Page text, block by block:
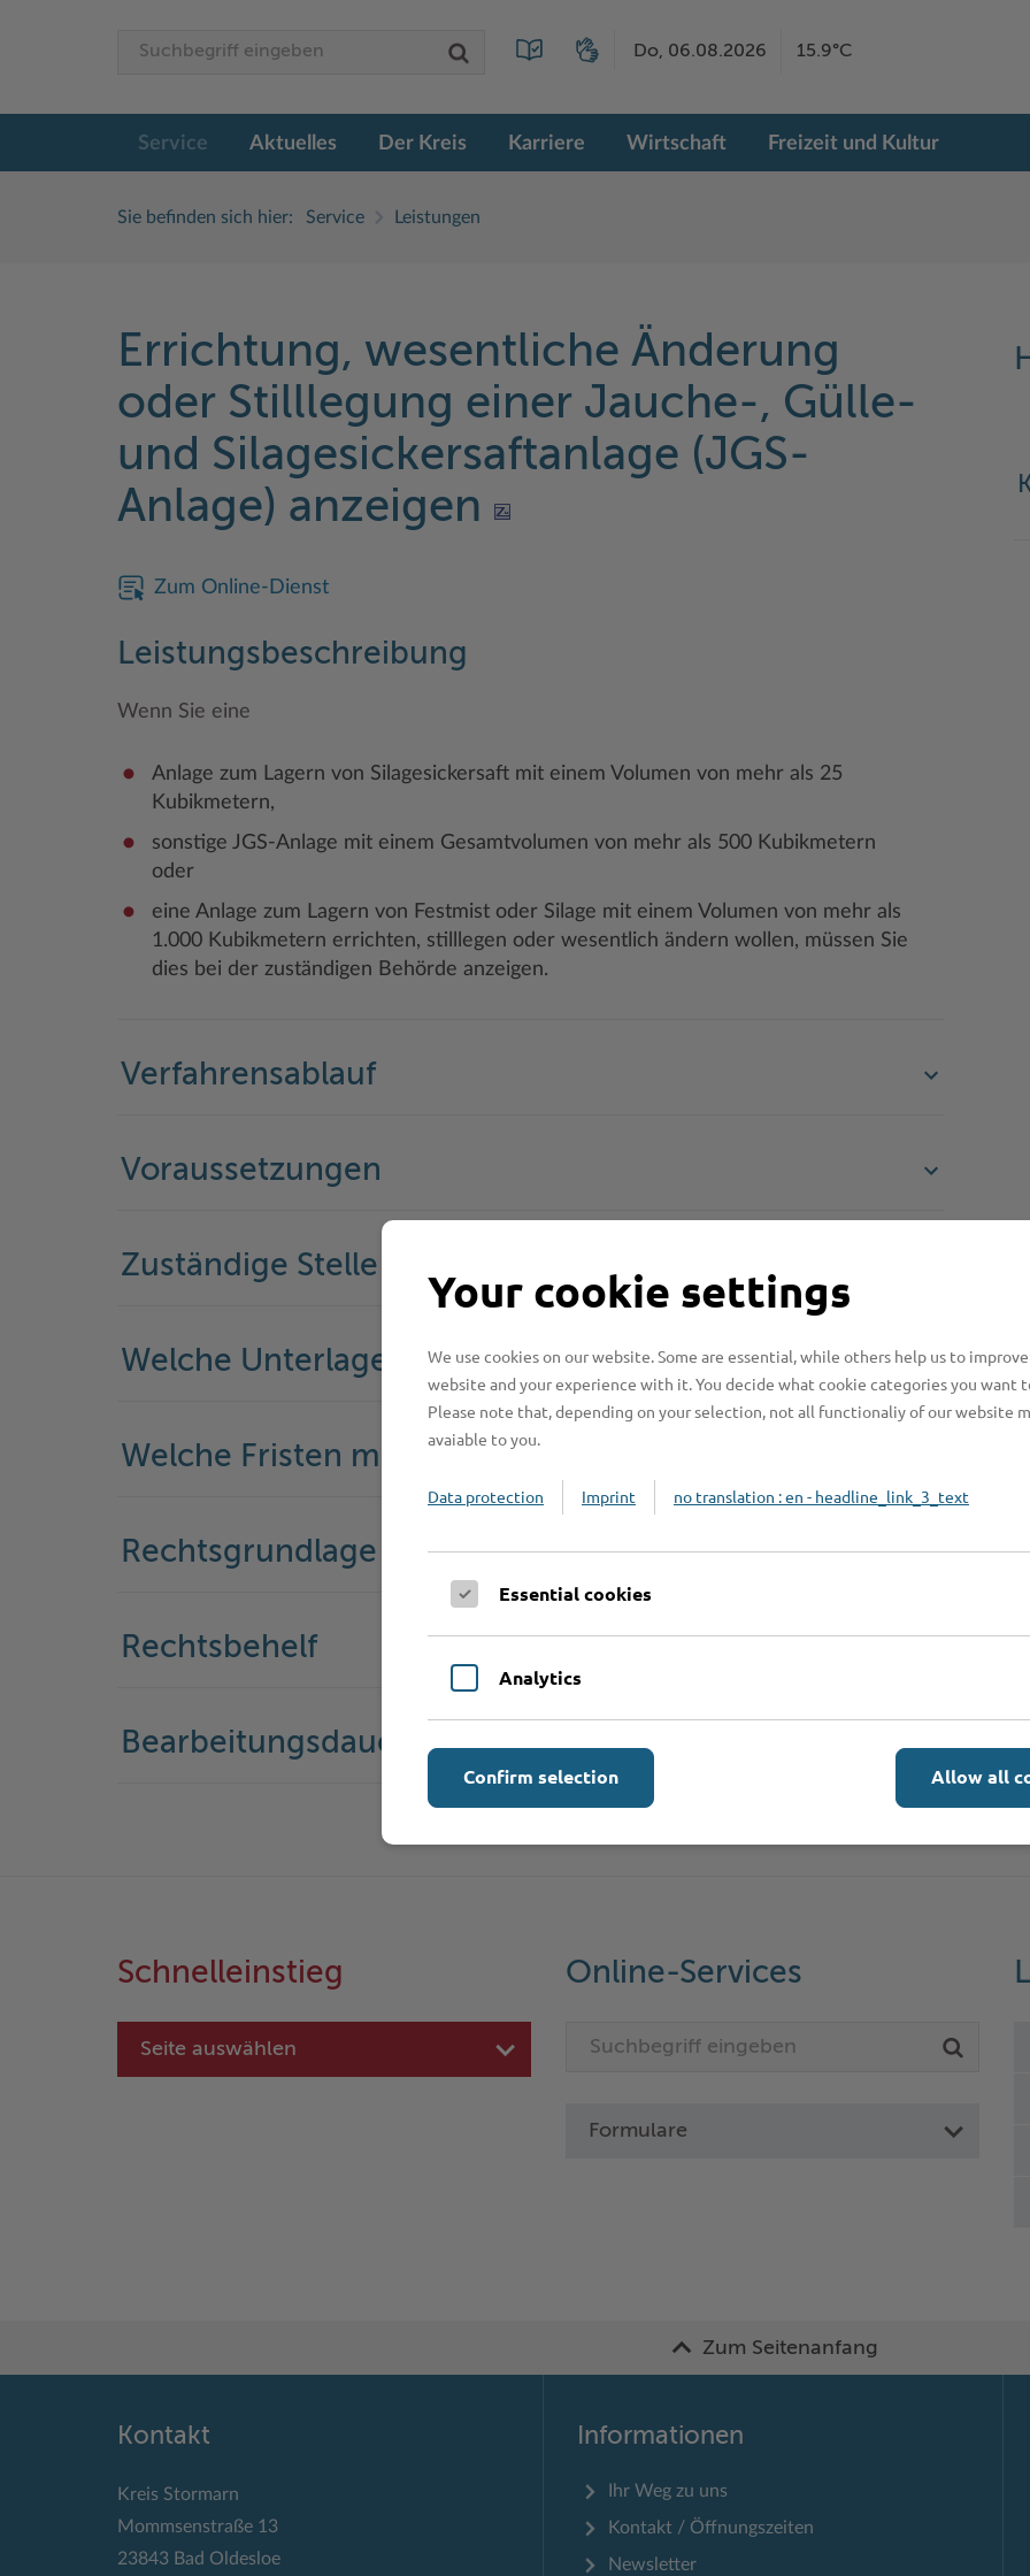
Do, 06.08.2026 15.9°C
Service Aktuelles Der Kreis Karriere Wirtschaft Freizeit und Kultur
Sie befinden sich hier: Service Leistungen
Errichtung, wesentliche Änderung
oder Stilllegung einer Jauche-, Gülle-
und Silagesickersaftanlage (JGS-
Anlage) anzeigen
Zum Online-Dienst
Leistungsbeschreibung
Wenn Sie eine
Anlage zum Lagern von Silagesickersaft mit einem Volumen von mehr als 25
Kubikmetern,
sonstige JGS-Anlage mit einem Gesamtvolumen von mehr als 500 Kubikmetern
oder
eine Anlage zum Lagern von Festmist oder Silage mit einem Volumen von mehr als
1.000 Kubikmetern errichten, stilllegen oder wesentlich ändern wollen, müssen Sie
dies bei der zuständigen Behörde anzeigen.
Verfahrensablauf
Voraussetzungen
Zuständige Stelle
Welche Unterlagen werden benötigt?
Welche Fristen muss ich beachten?
Rechtsgrundlage
Rechtsbehelf
Bearbeitungsdauer
Schnelleinstieg
Seite auswählen
Online-Services
Formulare
Zum Seitenanfang
Kontakt
Kreis Stormarn
Mommsenstraße 13
23843 Bad Oldesloe
Informationen
Ihr Weg zu uns
Kontakt / Öffnungszeiten
Newsletter
Your cookie settings
We use cookies on our website. Some are essential, while others help us to
website and your experience with it. You decide what cookie categories you want
Please note that, depending on your selection, not all functionaliy of our website
avaiable to you.
Data protection Imprint no translation : en - headline_link_3_text
Essential cookies
Analytics
Allow all
Confirm selection